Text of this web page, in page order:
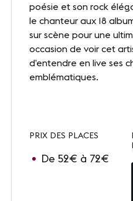
ACTUALITÉS
Nos dernières
Agenda
Appels d'offres
poésie et son rock
le chanteur aux 18
sur scène pour une
occasion de voir cet
d’entendre en live ses
emblématiques.
PRIX DES PLACES
De 52€ à 72€